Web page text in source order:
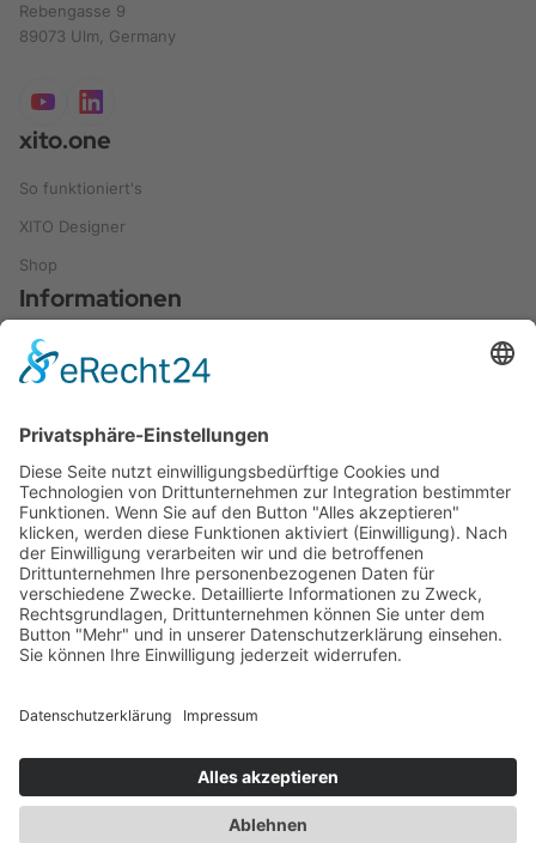
Rebengasse 9
89073 Ulm, Germany
xito.one
So funktioniert's
XITO Designer
Shop
Informationen
Leitfaden und Ratgeber
Referenzen
Anwendungen
Videos
Blog
FAQ
Kontakt
Kontakt zu XITO
Über uns